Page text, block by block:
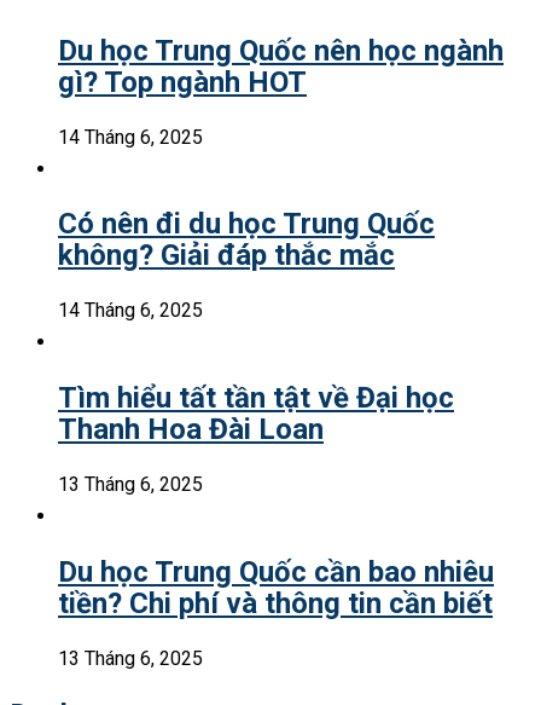
Du học Trung Quốc nên học ngành
gì? Top ngành HOT
14 Tháng 6, 2025
Có nên đi du học Trung Quốc
không? Giải đáp thắc mắc
14 Tháng 6, 2025
Tìm hiểu tất tần tật về Đại học
Thanh Hoa Đài Loan
13 Tháng 6, 2025
Du học Trung Quốc cần bao nhiêu
tiền? Chi phí và thông tin cần biết
13 Tháng 6, 2025